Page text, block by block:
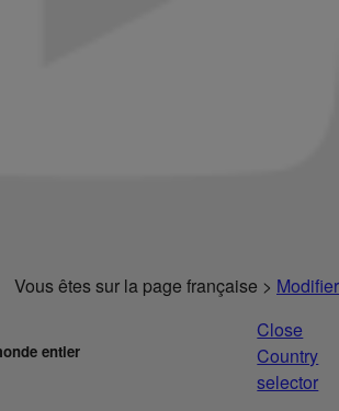
Vous êtes sur la page française > Modifier
entier
Close
Country
selector